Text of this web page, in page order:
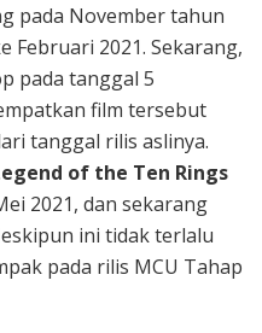
pada November tahun
Februari 2021. Sekarang,
pada tanggal 5
film tersebut
tanggal rilis aslinya.
of the Ten Rings
2021, dan sekarang
ini tidak terlalu
pada rilis MCU Tahap